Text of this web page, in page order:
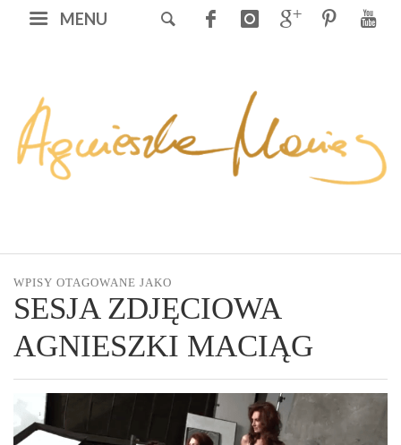
MENU
WPISY OTAGOWANE JAKO
SESJA ZDJĘCIOWA
AGNIESZKI MACIĄG